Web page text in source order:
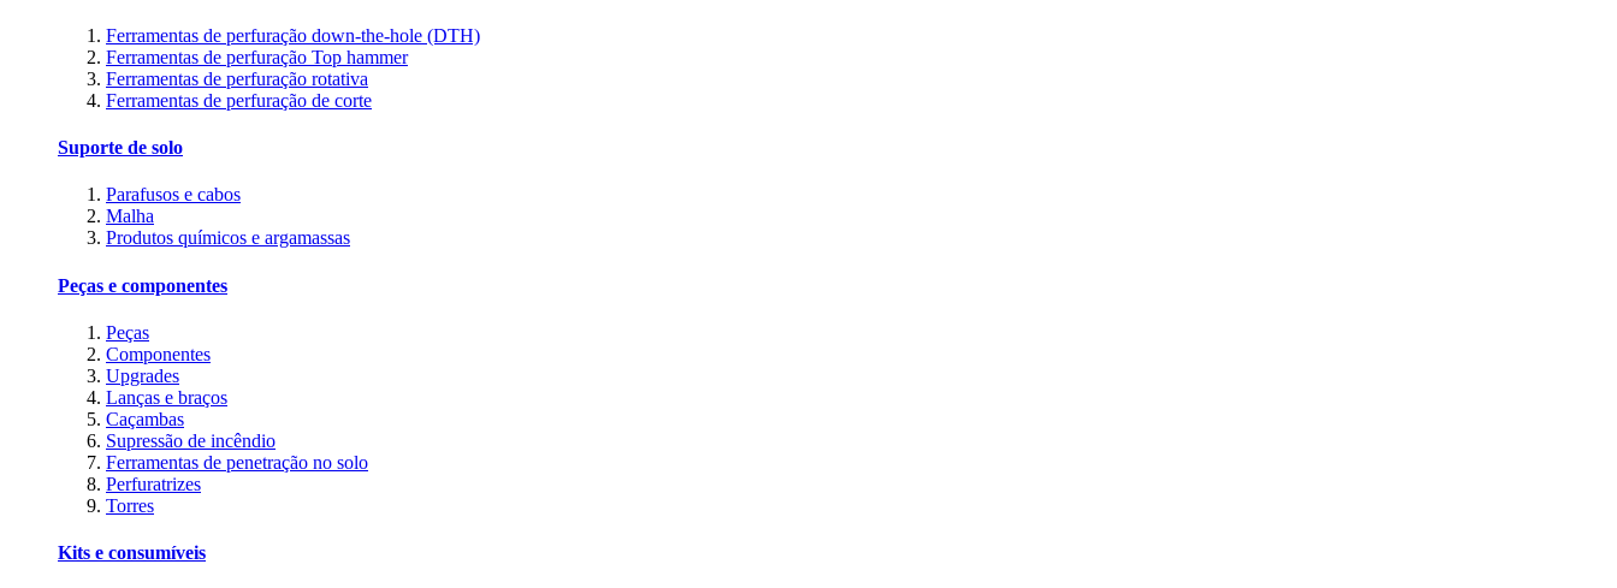
Ferramentas de perfuração down-the-hole (DTH)
Ferramentas de perfuração Top hammer
Ferramentas de perfuração rotativa
Ferramentas de perfuração de corte
Suporte de solo
Parafusos e cabos
Malha
Produtos químicos e argamassas
Peças e componentes
Peças
Componentes
Upgrades
Lanças e braços
Caçambas
Supressão de incêndio
Ferramentas de penetração no solo
Perfuratrizes
Torres
Kits e consumíveis